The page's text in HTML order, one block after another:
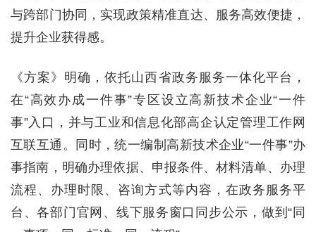
与跨部门协同，实现政策精准直达、服务高效便捷，
提升企业获得感。
《方案》明确，依托山西省政务服务一体化平台，
在“高效办成一件事”专区设立高新技术企业“一件
事”入口，并与工业和信息化部高企认定管理工作网
互联互通。同时，统一编制高新技术企业“一件事”办
事指南，明确办理依据、申报条件、材料清单、办理
流程、办理时限、咨询方式等内容，在政务服务平
台、各部门官网、线下服务窗口同步公示，做到“同